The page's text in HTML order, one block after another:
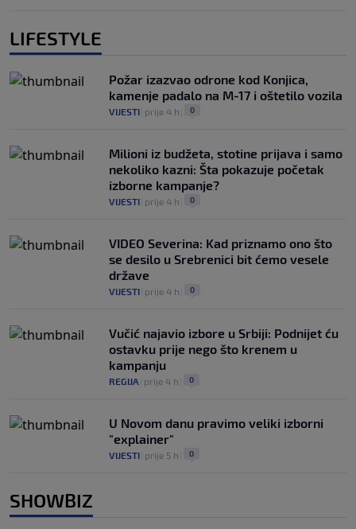
LIFESTYLE
Požar izazvao odrone kod Konjica,
kamenje padalo na M-17 i oštetilo vozila
VIJESTI prije 4 h 0
Milioni iz budžeta, stotine prijava i samo
nekoliko kazni: Šta pokazuje početak
izborne kampanje?
VIJESTI prije 4 h 0
VIDEO Severina: Kad priznamo ono što
se desilo u Srebrenici bit ćemo vesele
države
VIJESTI prije 4 h 0
Vučić najavio izbore u Srbiji: Podnijet ću
ostavku prije nego što krenem u
kampanju
REGIJA prije 4 h 0
U Novom danu pravimo veliki izborni
"explainer"
VIJESTI prije 5 h 0
SHOWBIZ